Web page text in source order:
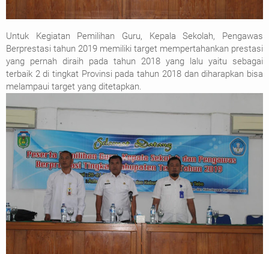
Untuk Kegiatan Pemilihan Guru, Kepala Sekolah, Pengawas
Berprestasi tahun 2019 memiliki target mempertahankan prestasi
yang pernah diraih pada tahun 2018 yang lalu yaitu sebagai
terbaik 2 di tingkat Provinsi pada tahun 2018 dan diharapkan bisa
melampaui target yang ditetapkan.